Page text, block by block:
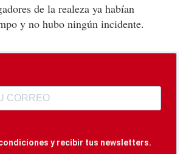
de la realeza ya habían
y no hubo ningún incidente.
y recibir tus newsletters.